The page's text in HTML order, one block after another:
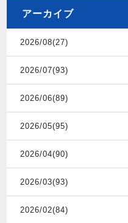
アーカイブ
2026/08(27)
2026/07(93)
2026/06(89)
2026/05(95)
2026/04(90)
2026/03(93)
2026/02(84)